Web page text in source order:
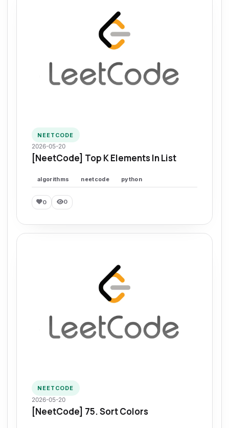
NEETCODE
2026-05-20
[NeetCode] Top K Elements In List
algorithms neetcode python
0 0
NEETCODE
2026-05-20
[NeetCode] 75. Sort Colors